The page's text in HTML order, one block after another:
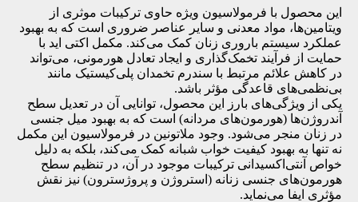
این محصول با فرمولاسیون ویژه حاوی ترکیبات موثری از
ویتامین‌ها، مواد معدنی و سایر عناصر ضروری است که به بهبود
عملکرد سیستم باروری زنان کمک می‌کند. مکمل اکتی اید با
حمایت از فرآیند تخمک‌گذاری و ایجاد تعادل هورمونی، می‌تواند
در کاهش علائم مرتبط با سندرم تخمدان پلی‌کیستیک مانند
بی‌نظمی‌های قاعدگی مؤثر باشد.
یکی از ویژگی‌های بارز این محصول، توانایی آن در تعدیل سطح
آندروژن‌ها (هورمون‌های مردانه) است که به بهبود میل جنسی
در زنان منجر می‌شود. وجود ملاتونین در فرمولاسیون این مکمل
نه تنها به بهبود کیفیت خواب شبانه کمک می‌کند، بلکه به دلیل
خواص آنتی‌اکسیدانی ترکیبات موجود در آن، در تنظیم سطح
هورمون‌های جنسی زنانه (استروژن و پروژسترون) نیز نقش
مؤثری ایفا می‌نماید.